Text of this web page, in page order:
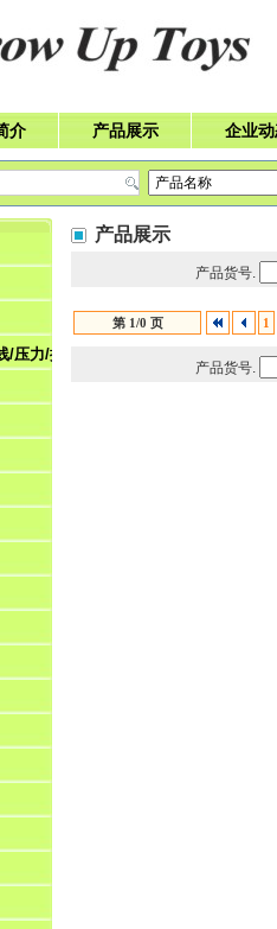
介 产品展示 企业
压力/挺力
产品展示
产品货号.
第 1/0 页 1
产品货号.